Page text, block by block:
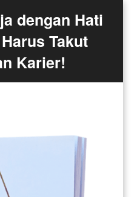
dengan Hati
Takut
Karier!